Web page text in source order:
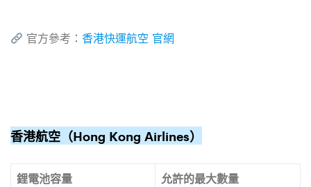
官方參考：香港快運航空 官網
香港航空（Hong Kong Airlines）
鋰電池容量 允許的最大數量